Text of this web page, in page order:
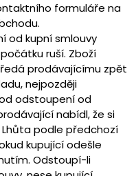
formuláře na
od kupní smlouvy
ruší. Zboží
prodávajícímu zpět
nejpozději
odstoupení od
nabídl, že si
podle předchozí
kupující odešle
Odstoupí-li